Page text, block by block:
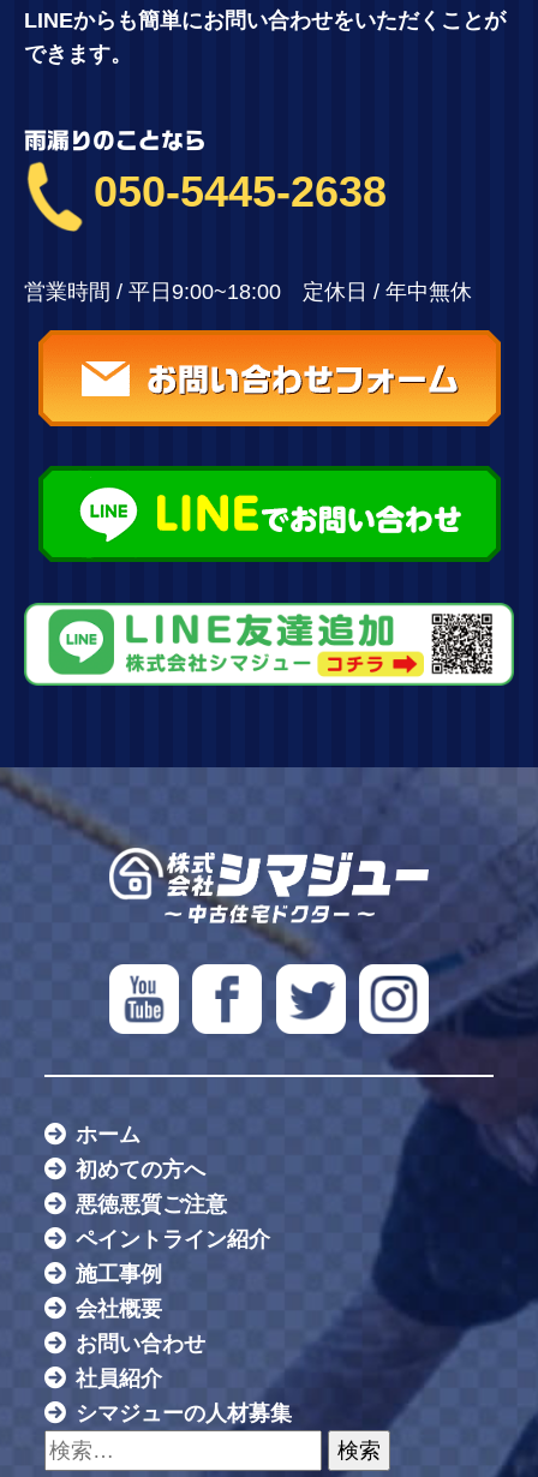
LINEからも簡単にお問い合わせをいただくことが
できます。
雨漏りのことなら
050-5445-2638
営業時間 / 平日9:00~18:00 定休日 / 年中無休
ホーム
初めての方へ
悪徳悪質ご注意
ペイントライン紹介
施工事例
会社概要
お問い合わせ
社員紹介
シマジューの人材募集
検索: